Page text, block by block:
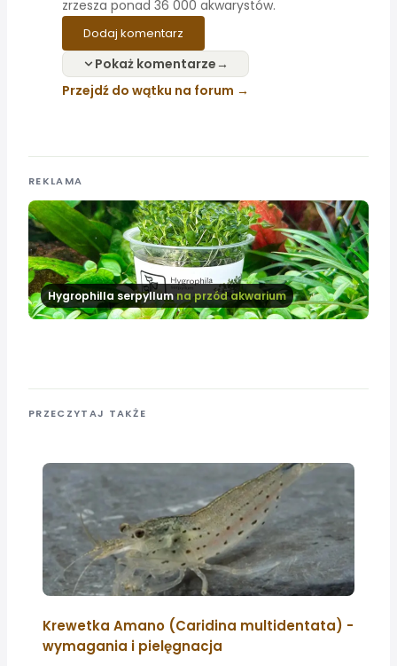
zrzesza ponad 36 000 akwarystów.
Dodaj komentarz
Pokaż komentarze
Przejdź do wątku na forum
REKLAMA
Hygrophilla serpyllumna przód akwarium
PRZECZYTAJ TAKŻE
Krewetka Amano (Caridina multidentata) -
wymagania i pielęgnacja